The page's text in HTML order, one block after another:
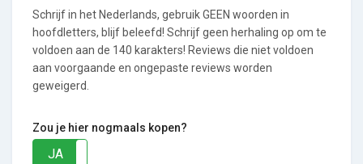
Schrijf in het Nederlands, gebruik GEEN woorden in
hoofdletters, blijf beleefd! Schrijf geen herhaling op om te
voldoen aan de 140 karakters! Reviews die niet voldoen
aan voorgaande en ongepaste reviews worden
geweigerd.
Zou je hier nogmaals kopen?
JA